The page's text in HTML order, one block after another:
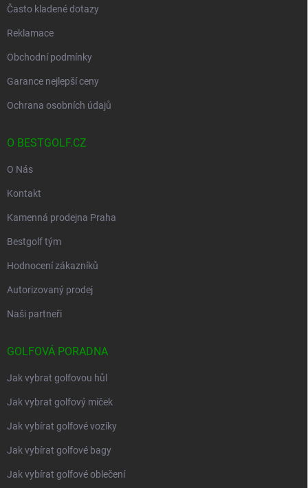
Často kladené dotazy
Reklamace
Obchodní podmínky
Garance nejlepší ceny
Ochrana osobních údajů
O BESTGOLF.CZ
O Nás
Kontakt
Kamenná prodejna Praha
Bestgolf tým
Hodnocení zákazníků
Autorizovaný prodej
Naši partneři
GOLFOVÁ PORADNA
Jak vybrat golfovou hůl
Jak vybrat golfový míček
Jak vybírat golfové vozíky
Jak vybírat golfové bagy
Jak vybírat golfové oblečení